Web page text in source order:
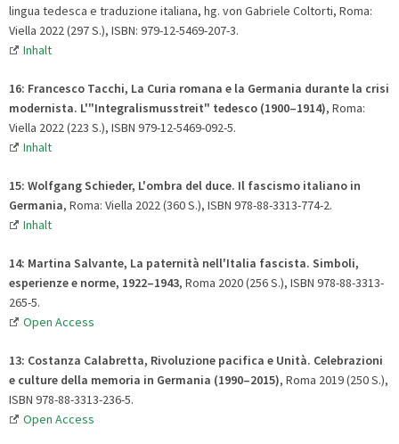
lingua tedesca e traduzione italiana, hg. von Gabriele Coltorti, Roma:
Viella 2022 (297 S.), ISBN: 979-12-5469-207-3.
Inhalt
16: Francesco Tacchi, La Curia romana e la Germania durante la crisi
modernista. L'"Integralismusstreit" tedesco (1900–1914), Roma:
Viella 2022 (223 S.), ISBN 979-12-5469-092-5.
Inhalt
15: Wolfgang Schieder, L'ombra del duce. Il fascismo italiano in
Germania, Roma: Viella 2022 (360 S.), ISBN 978-88-3313-774-2.
Inhalt
14: Martina Salvante, La paternità nell'Italia fascista. Simboli,
esperienze e norme, 1922–1943, Roma 2020 (256 S.), ISBN 978-88-3313-
265-5.
Open Access
13: Costanza Calabretta, Rivoluzione pacifica e Unità. Celebrazioni
e culture della memoria in Germania (1990–2015), Roma 2019 (250 S.),
ISBN 978-88-3313-236-5.
Open Access